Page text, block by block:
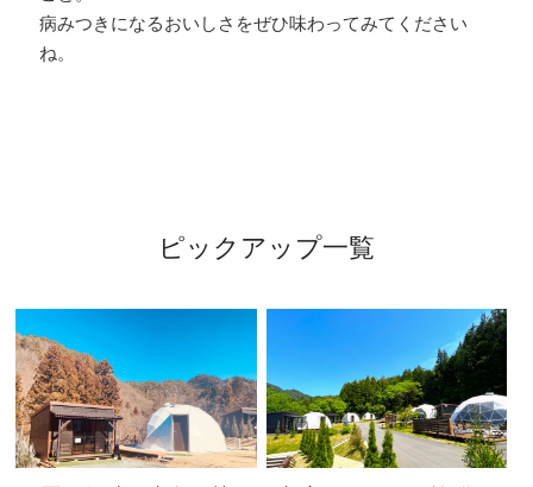
病みつきになるおいしさをぜひ味わってみてください
ね。
ピックアップ一覧